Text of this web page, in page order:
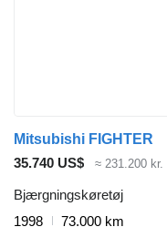
Mitsubishi FIGHTER
35.740 US$
≈ 231.200 kr.
Bjærgningskøretøj
1998
73.000 km